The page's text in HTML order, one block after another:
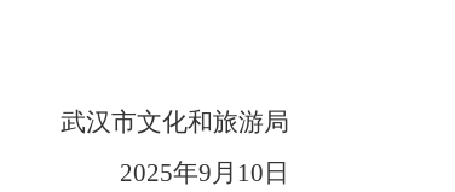
武汉市文化和旅游局
2025年9月 10 日